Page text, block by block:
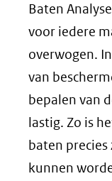
Baten
voor iedere
overwogen.
van
bepalen van
lastig. Zo is
baten precies
kunnen